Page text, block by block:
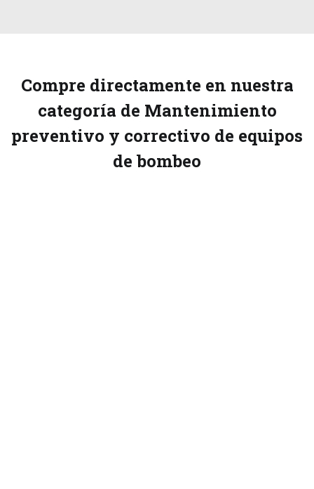
Compre directamente en nuestra
categoría de Mantenimiento
preventivo y correctivo de equipos
de bombeo